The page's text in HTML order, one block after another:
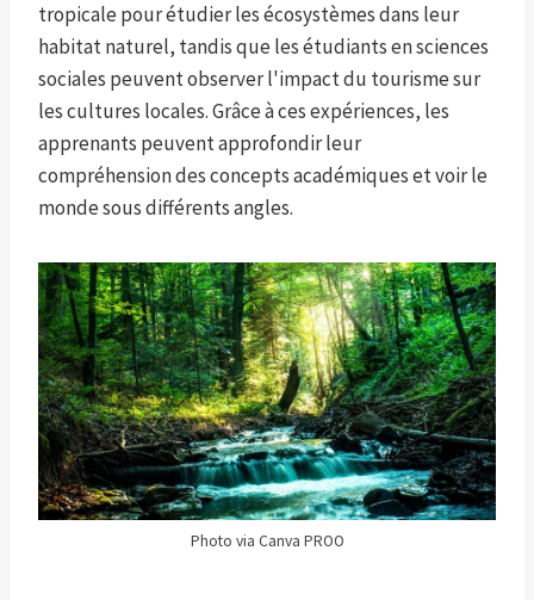
tropicale pour étudier les écosystèmes dans leur
habitat naturel, tandis que les étudiants en sciences
sociales peuvent observer l'impact du tourisme sur
les cultures locales. Grâce à ces expériences, les
apprenants peuvent approfondir leur
compréhension des concepts académiques et voir le
monde sous différents angles.
Photo via Canva PROO